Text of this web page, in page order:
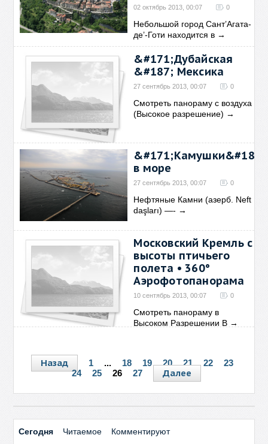
02 октябрь 2013, 00:07 0
Небольшой город Сант’Агата-
де’-Готи находится в →
&#171;Дубайская
&#187; Мексика
27 сентябрь 2013, 00:07 0
Смотреть панораму с воздуха
(Высокое разрешение) →
&#171;Камушки&#187;
в море
27 сентябрь 2013, 00:07 0
Нефтяные Камни (азерб. Neft
daşları) —- →
Московский Кремль с
высоты птичьего
полета • 360°
Аэрофотопанорама
10 сентябрь 2013, 00:07 0
Смотреть панораму в
Высоком Разрешении В →
Назад 1 ... 18 19 20 21 22
23
24
25 26 27 Далее
Сегодня Читаемое Комментируют